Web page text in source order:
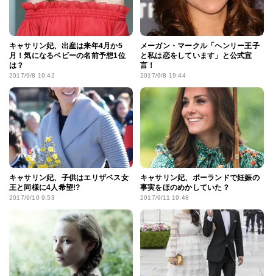
キャサリン妃、出産は来年4月か5
月！気になるベビーの名前予想1位
は？
2017/9/8 19:42
メーガン・マークル「ヘンリー王子
と私は恋をしています」と公式宣
言！
2017/9/8 19:44
キャサリン妃、子供はエリザベス女
王と同様に4人希望!?
2017/9/10 9:53
キャサリン妃、ポーランドで妊娠の
事実をほのめかしていた？
2017/9/11 19:48